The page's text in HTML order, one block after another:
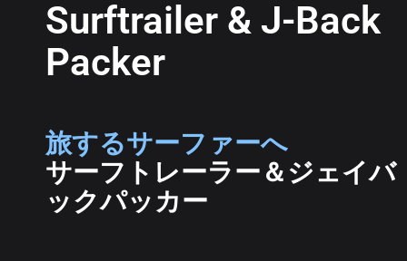
Surftrailer & J-Back
Packer
旅するサーファーへ
サーフトレーラー＆ジェイバ
ックパッカー